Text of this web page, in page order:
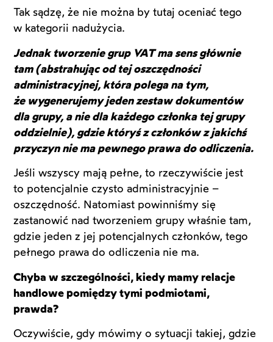
Tak sądzę, że nie można by tutaj oceniać tego
w kategorii nadużycia.
Jednak tworzenie grup VAT ma sens głównie
tam (abstrahując od tej oszczędności
administracyjnej, która polega na tym,
że wygenerujemy jeden zestaw dokumentów
dla grupy, a nie dla każdego członka tej grupy
oddzielnie), gdzie któryś z członków z jakichś
przyczyn nie ma pewnego prawa do odliczenia.
Jeśli wszyscy mają pełne, to rzeczywiście jest
to potencjalnie czysto administracyjnie –
oszczędność. Natomiast powinniśmy się
zastanowić nad tworzeniem grupy właśnie tam,
gdzie jeden z jej potencjalnych członków, tego
pełnego prawa do odliczenia nie ma.
Chyba w szczególności, kiedy mamy relacje
handlowe pomiędzy tymi podmiotami,
prawda?
Oczywiście, gdy mówimy o sytuacji takiej, gdzie